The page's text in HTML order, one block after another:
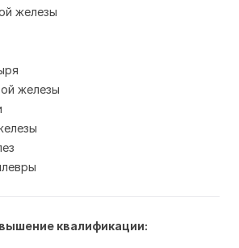
железы
железы
квалификации: